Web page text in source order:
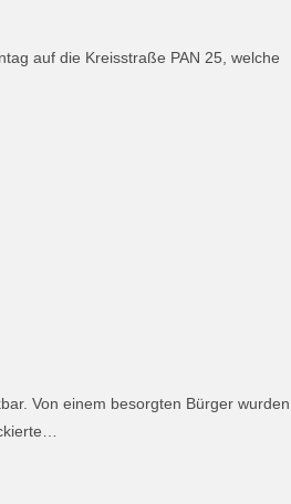
auf die Kreisstraße PAN 25, welche
Von einem besorgten Bürger wurden